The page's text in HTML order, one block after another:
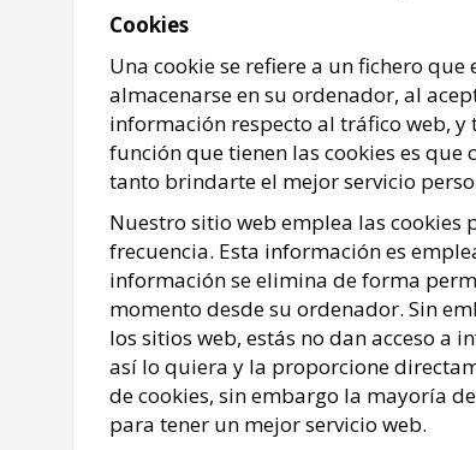
Cookies
Una cookie se refiere a un fichero
almacenarse en su ordenador, al
información respecto al tráfico web,
función que tienen las cookies es
tanto brindarte el mejor servicio
Nuestro sitio web emplea las
frecuencia. Esta información es
información se elimina de forma
momento desde su ordenador. Sin
los sitios web, estás no dan acceso a
así lo quiera y la proporcione
de cookies, sin embargo la mayoría
para tener un mejor servicio web.